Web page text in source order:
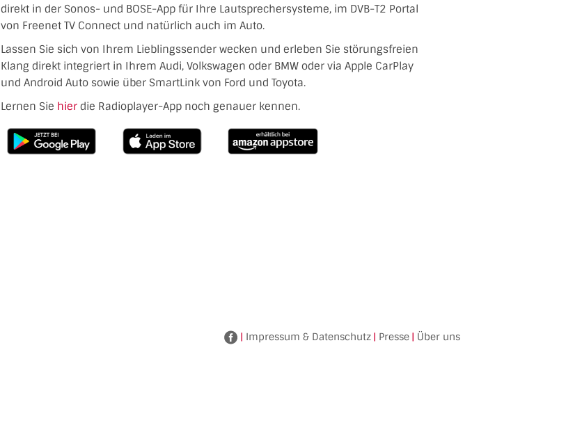
direkt in der Sonos- und BOSE-App für Ihre Lautsprechersysteme, im DVB-T2 Portal
von Freenet TV Connect und natürlich auch im Auto.
Lassen Sie sich von Ihrem Lieblingssender wecken und erleben Sie störungsfreien
Klang direkt integriert in Ihrem Audi, Volkswagen oder BMW oder via Apple CarPlay
und Android Auto sowie über SmartLink von Ford und Toyota.
Lernen Sie hier die Radioplayer-App noch genauer kennen.
Facebook
| Impressum & Datenschutz | Presse | Über uns